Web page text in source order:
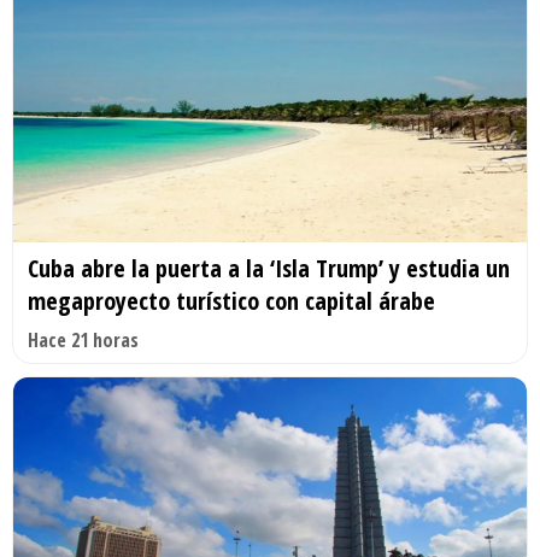
Cuba abre la puerta a la ‘Isla Trump’ y estudia un
megaproyecto turístico con capital árabe
Hace 21 horas